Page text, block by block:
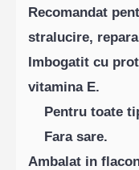
Recomandat
stralucire,
Imbogatit cu
vitamina E.
Pentru toate
Fara sare.
Ambalat in